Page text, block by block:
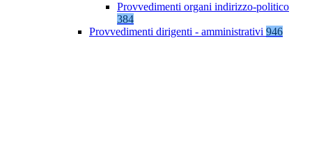
Provvedimenti organi indirizzo-politico
384
Provvedimenti dirigenti - amministrativi 946